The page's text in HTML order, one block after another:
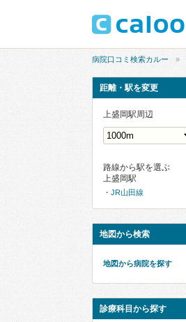
病院口コミ検索カルー
距離・駅を変更
上盛岡駅周辺
路線から駅を選ぶ
上盛岡駅
JR山田線
地図から検索
地図から病院を探す
診療科目から探す